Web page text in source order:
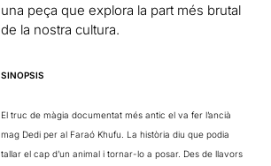
una peça que explora la part més brutal
de la nostra cultura.
SINOPSIS
El truc de màgia documentat més antic el va fer l’ancià
mag Dedi per al Faraó Khufu. La història diu que podia
tallar el cap d’un animal i tornar-lo a posar. Desde llavors